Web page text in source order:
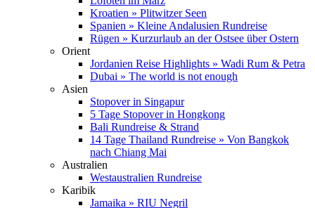
Kroatien » Plitwitzer Seen
Spanien » Kleine Andalusien Rundreise
Rügen » Kurzurlaub an der Ostsee über Ostern
Orient
Jordanien Reise Highlights » Wadi Rum & Petra
Dubai » The world is not enough
Asien
Stopover in Singapur
5 Tage Stopover in Hongkong
Bali Rundreise & Strand
14 Tage Thailand Rundreise » Von Bangkok
nach Chiang Mai
Australien
Westaustralien Rundreise
Karibik
Jamaika » RIU Negril